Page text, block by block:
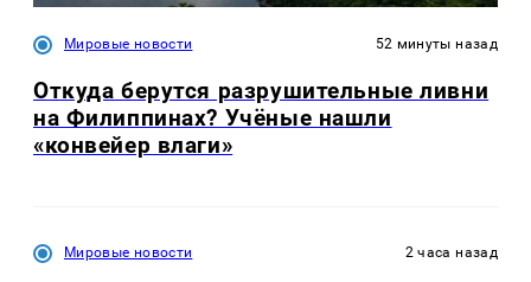
Мировые новости 52 минуты назад
Откуда берутся разрушительные ливни
на Филиппинах? Учёные нашли
«конвейер влаги»
Мировые новости 2 часа назад